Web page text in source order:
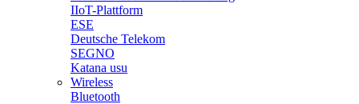
IIoT-Plattform
ESE
Deutsche Telekom
SEGNO
Katana usu
Wireless
Bluetooth